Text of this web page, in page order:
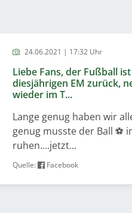
24.06.2021 | 17:32 Uhr
Liebe Fans, der Fußball
diesjährigen EM zurück,
wieder im T...
Lange genug haben wir
genug musste der Ball ⚽️
ruhen….jetzt...
Quelle: Facebook